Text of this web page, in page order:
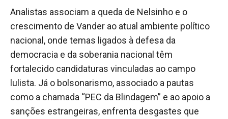
Analistas associam a queda de Nelsinho e o
crescimento de Vander ao atual ambiente político
nacional, onde temas ligados à defesa da
democracia e da soberania nacional têm
fortalecido candidaturas vinculadas ao campo
lulista. Já o bolsonarismo, associado a pautas
como a chamada “PEC da Blindagem” e ao apoio a
sanções estrangeiras, enfrenta desgastes que